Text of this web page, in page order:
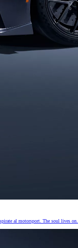
al motorsport. The soul lives on.